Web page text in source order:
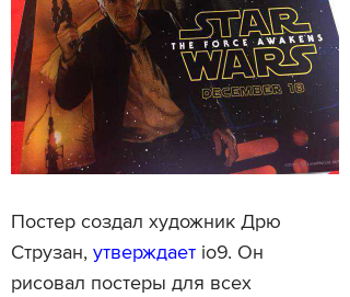
Постер создал художник Дрю
Струзан, утверждает io9. Он
рисовал постеры для всех